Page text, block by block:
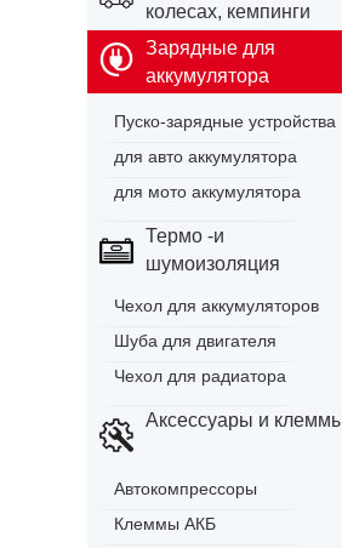
колесах, кемпинги
Зарядные для
аккумулятора
Пуско-зарядные устройства
для авто аккумулятора
для мото аккумулятора
Термо -и
шумоизоляция
Чехол для аккумуляторов
Шуба для двигателя
Чехол для радиатора
Аксессуары и клеммы
Автокомпрессоры
Клеммы АКБ